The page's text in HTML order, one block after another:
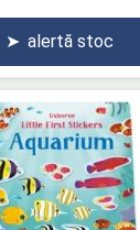
➤ alertă stoc